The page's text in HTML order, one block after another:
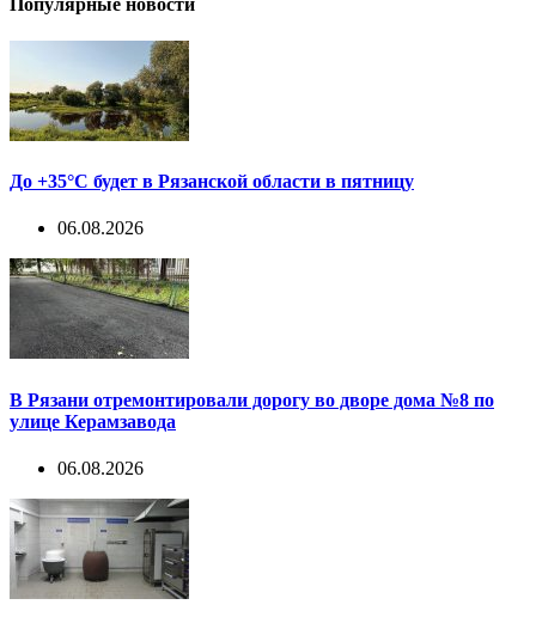
До +35°С будет в Рязанской области в пятницу
06.08.2026
В Рязани отремонтировали дорогу во дворе дома №8 по
улице Керамзавода
06.08.2026